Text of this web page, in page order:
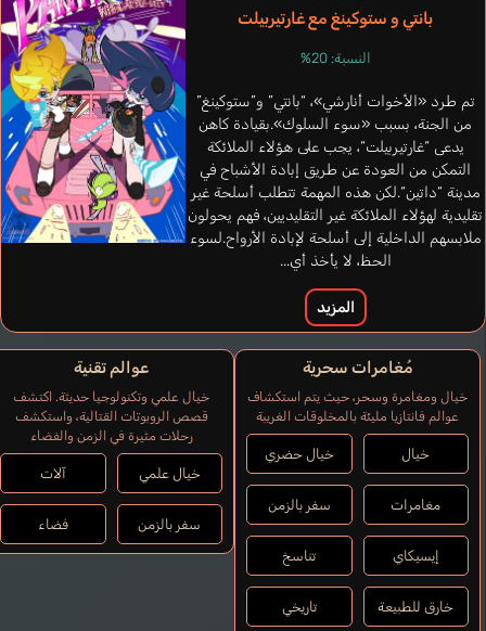
Akino Mizuhiki
Ozaki Mami
Hamedori-kun
Kusudo Yasuhiro
بانتي و ستوكينغ مع غارتيربيلت
النسبة: 20%
تم طرد «الأخوات أنارشي»، “بانتي” و”ستوكينغ”
من الجنة، بسبب «سوء السلوك».بقيادة كاهن
يدعى “غارتيربيلت“، يجب على هؤلاء الملائكة
التمكن من العودة عن طريق إبادة الأشباح في
مدينة “داتين“.لكن هذه المهمة تتطلب أسلحة غير
تقليدية لهؤلاء الملائكة غير التقليديين، فهم يحولون
ملابسهم الداخلية إلى أسلحة لإبادة الأرواح.لسوء
الحظ، لا يأخذ أي...
المزيد
مُغامرات سحرية
خيال ومغامرة وسحر، حيث يتم استكشاف
عوالم فانتازيا مليئة بالمخلوقات الغريبة
خيال خيال حضري
مغامرات سفر بالزمن
إيسيكاي تناسخ
خارق للطبيعة تاريخي
عوالم تقنية
خيال علمي وتكنولوجيا حديثة. اكتشف
قصص الروبوتات القتالية، واستكشف
رحلات مثيرة في الزمن والفضاء
خيال علمي آلات
سفر بالزمن فضاء